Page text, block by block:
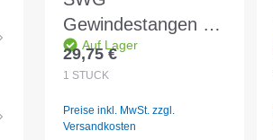
Gewindestangen vz
1mtr M20
Auf Lager
Regulärer Preis:
29,75 €
1 STÜCK
Preise inkl. MwSt. zzgl.
Versandkosten